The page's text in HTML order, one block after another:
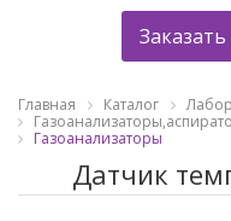
Главная Каталог
Газоанализаторы
Датчик